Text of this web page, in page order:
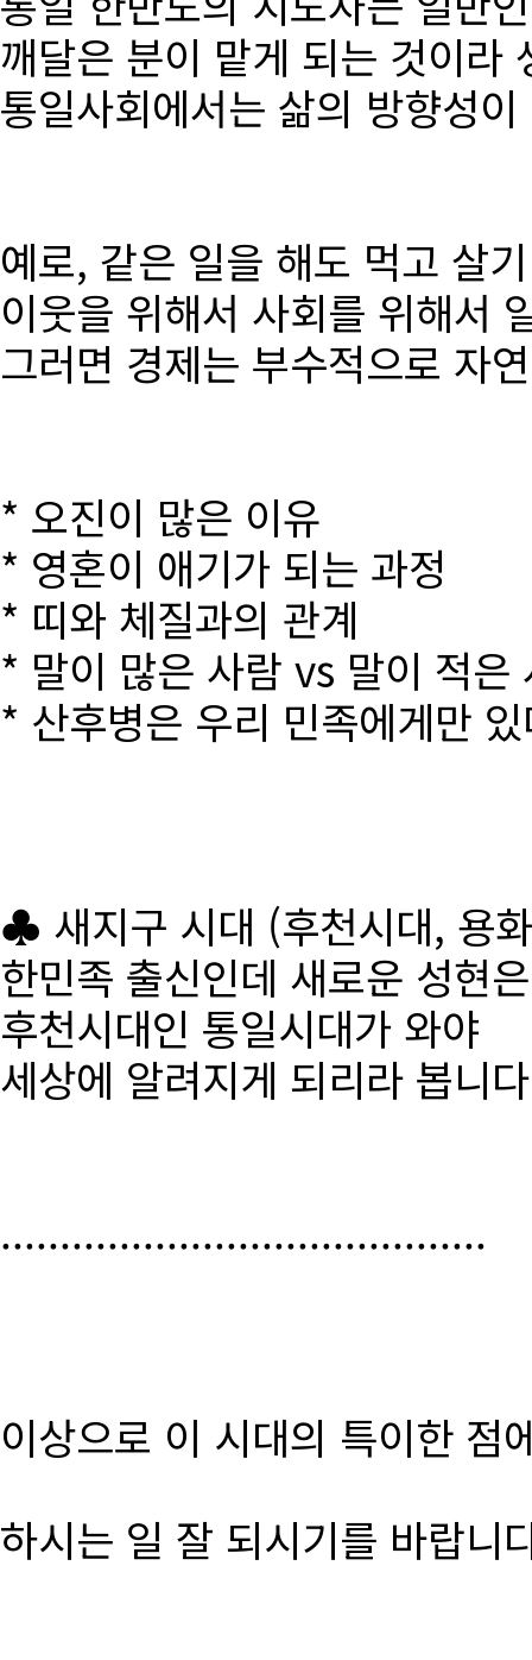
깨달은 분이 맡게 되는 것이라
통일사회에서는 삶의 방향성
예로, 같은 일을 해도 먹고 살
이웃을 위해서 사회를 위해서
그러면 경제는 부수적으로 자
* 오진이 많은 이유
* 영혼이 애기가 되는 과정
* 띠와 체질과의 관계
* 말이 많은 사람 vs 말이 적은
* 산후병은 우리 민족에게만
♣ 새지구 시대 (후천시대, 용
한민족 출신인데 새로운 성현
후천시대인 통일시대가 와야
세상에 알려지게 되리라 봅니
.........................................
이상으로 이 시대의 특이한 점
하시는 일 잘 되시기를 바랍니